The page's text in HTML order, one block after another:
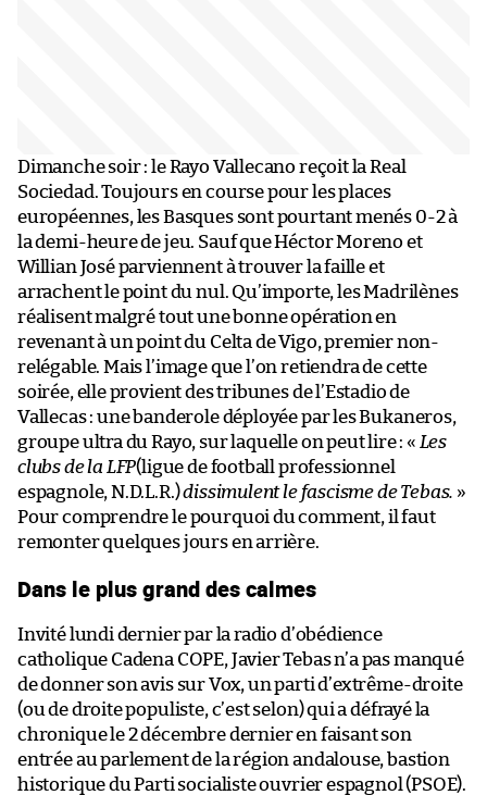
Dimanche soir : le Rayo Vallecano reçoit la Real
Sociedad. Toujours en course pour les places
européennes, les Basques sont pourtant menés 0-2 à
la demi-heure de jeu. Sauf que Héctor Moreno et
Willian José parviennent à trouver la faille et
arrachent le point du nul. Qu’importe, les Madrilènes
réalisent malgré tout une bonne opération en
revenant à un point du Celta de Vigo, premier non-
relégable. Mais l’image que l’on retiendra de cette
soirée, elle provient des tribunes de l’Estadio de
Vallecas : une banderole déployée par les Bukaneros,
groupe ultra du Rayo, sur laquelle on peut lire : « Les
clubs de la LFP(ligue de football professionnel
espagnole, N.D.L.R.)dissimulent le fascisme de Tebas. »
Pour comprendre le pourquoi du comment, il faut
remonter quelques jours en arrière.
Dans le plus grand des calmes
Invité lundi dernier par la radio d’obédience
catholique Cadena COPE, Javier Tebas n’a pas manqué
de donner son avis sur Vox, un parti d’extrême-droite
(ou de droite populiste, c’est selon) qui a défrayé la
chronique le 2 décembre dernier en faisant son
entrée au parlement de la région andalouse, bastion
historique du Parti socialiste ouvrier espagnol (PSOE).